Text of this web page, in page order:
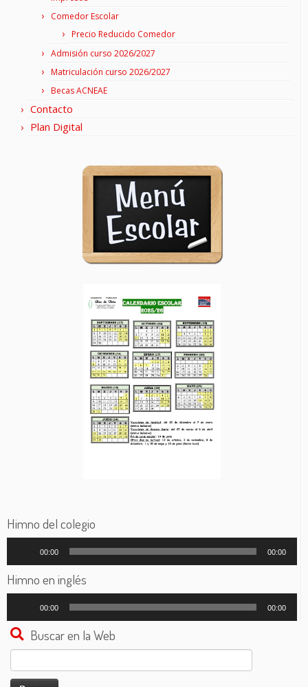
Comedor Escolar
Precio Reducido Comedor
Admisión curso 2026/2027
Matriculación curso 2026/2027
Becas ACNEAE
Contacto
Plan Digital
Himno del colegio
audio
00:00 00:00
Himno en inglés
audio
00:00 00:00
Buscar en la Web
Buscar: